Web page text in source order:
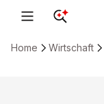
Home Wirtschaft